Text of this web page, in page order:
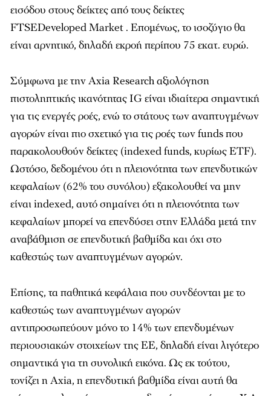
εισόδου στους δείκτες από τους δείκτες
FTSEDeveloped Market . Επομένως, το ισοζύγιο θα
είναι αρνητικό, δηλαδή εκροή περίπου 75 εκατ. ευρώ.
Σύμφωνα με την Axia Research αξιολόγηση
πιστοληπτικής ικανότητας IG είναι ιδιαίτερα σημαντική
για τις ενεργές ροές, ενώ το στάτους των αναπτυγμένων
αγορών είναι πιο σχετικό για τις ροές των funds που
παρακολουθούν δείκτες (indexed funds, κυρίως ETF).
Ωστόσο, δεδομένου ότι η πλειονότητα των επενδυτικών
κεφαλαίων (62% του συνόλου) εξακολουθεί να μην
είναι indexed, αυτό σημαίνει ότι η πλειονότητα των
κεφαλαίων μπορεί να επενδύσει στην Ελλάδα μετά την
αναβάθμιση σε επενδυτική βαθμίδα και όχι στο
καθεστώς των αναπτυγμένων αγορών.
Επίσης, τα παθητικά κεφάλαια που συνδέονται με το
καθεστώς των αναπτυγμένων αγορών
αντιπροσωπεύουν μόνο το 14% των επενδυμένων
περιουσιακών στοιχείων της ΕΕ, δηλαδή είναι λιγότερο
σημαντικά για τη συνολική εικόνα. Ως εκ τούτου,
τονίζει η Axia, η επενδυτική βαθμίδα είναι αυτή θα